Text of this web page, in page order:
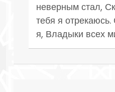
неверным стал,
тебя я
я, Владыки всех